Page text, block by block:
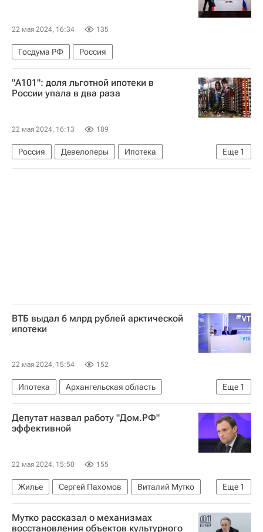
22 мая 2024, 16:34 135
Госдума РФ Россия
"А101": доля льготной ипотеки в
России упала в два раза
22 мая 2024, 16:13 189
Еще 1
Россия Девелоперы
Ипотека
ГК "А101"
ВТБ выдал 6 млрд рублей арктической
ипотеки
22 мая 2024, 15:54 152
Еще 1
Ипотека
Архангельская область
Андрей Костин (банкир)
Депутат назвал работу "Дом.РФ"
эффективной
22 мая 2024, 15:50 155
Еще 1
Жилье Сергей Пахомов
Виталий Мутко
Госдума РФ
Мутко рассказал о механизмах
восстановления объектов культурного